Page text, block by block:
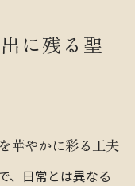
に残る聖
華やかに彩る工夫
、日常とは異なる